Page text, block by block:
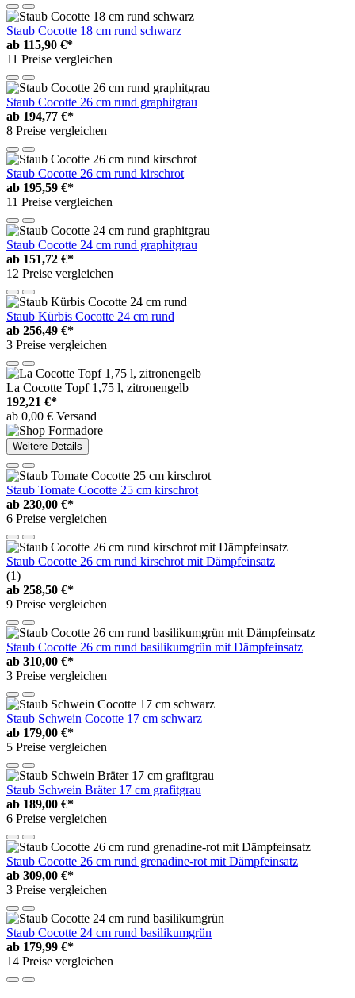
Staub Cocotte 18 cm rund schwarz
ab 115,90 €*
11 Preise vergleichen
Staub Cocotte 26 cm rund graphitgrau
ab 194,77 €*
8 Preise vergleichen
Staub Cocotte 26 cm rund kirschrot
ab 195,59 €*
11 Preise vergleichen
Staub Cocotte 24 cm rund graphitgrau
ab 151,72 €*
12 Preise vergleichen
Staub Kürbis Cocotte 24 cm rund
ab 256,49 €*
3 Preise vergleichen
La Cocotte Topf 1,75 l, zitronengelb
192,21 €*
ab 0,00 € Versand
Weitere Details
Staub Tomate Cocotte 25 cm kirschrot
ab 230,00 €*
6 Preise vergleichen
Staub Cocotte 26 cm rund kirschrot mit Dämpfeinsatz
(1)
ab 258,50 €*
9 Preise vergleichen
Staub Cocotte 26 cm rund basilikumgrün mit Dämpfeinsatz
ab 310,00 €*
3 Preise vergleichen
Staub Schwein Cocotte 17 cm schwarz
ab 179,00 €*
5 Preise vergleichen
Staub Schwein Bräter 17 cm grafitgrau
ab 189,00 €*
6 Preise vergleichen
Staub Cocotte 26 cm rund grenadine-rot mit Dämpfeinsatz
ab 309,00 €*
3 Preise vergleichen
Staub Cocotte 24 cm rund basilikumgrün
ab 179,99 €*
14 Preise vergleichen